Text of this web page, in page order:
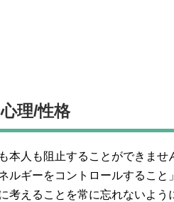
心理/性格
本人も阻止することができませ
ルギーをコントロールすること
考えることを常に忘れないよう